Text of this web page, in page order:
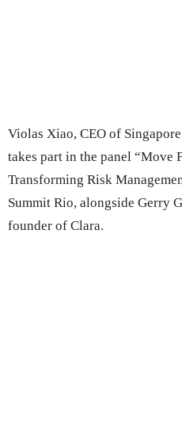
Violas Xiao, CEO of
takes part in the panel “Move
Transforming Risk
Summit Rio, alongside Gerry
founder of Clara.